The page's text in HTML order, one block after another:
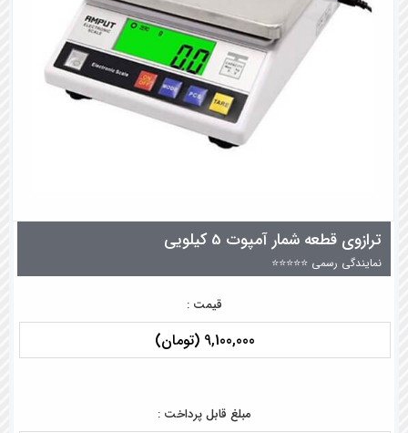
ترازوی قطعه شمار آمپوت 5 کیلویی
نمایندگی رسمی ⭐⭐⭐⭐⭐
قیمت :
9,100,000 (تومان)
مبلغ قابل پرداخت :